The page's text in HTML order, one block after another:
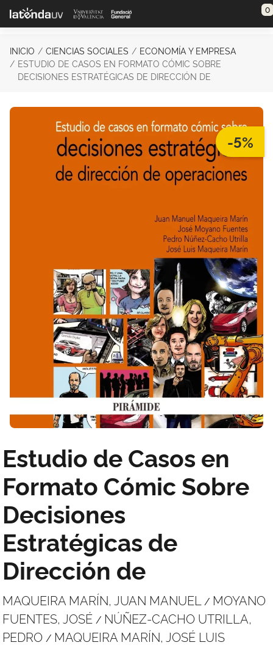
Saltar al contenido principal 0
INICIO CIENCIAS SOCIALES
ECONOMÍA Y EMPRESA
ESTUDIO DE CASOS EN FORMATO CÓMIC SOBRE
DECISIONES ESTRATÉGICAS DE DIRECCIÓN DE
-5%
Estudio de Casos en
Formato Cómic Sobre
Decisiones
Estratégicas de
Dirección de
MAQUEIRA MARÍN, JUAN MANUEL / MOYANO
FUENTES, JOSÉ / NÚÑEZ-CACHO UTRILLA,
PEDRO / MAQUEIRA MARÍN, JOSÉ LUIS